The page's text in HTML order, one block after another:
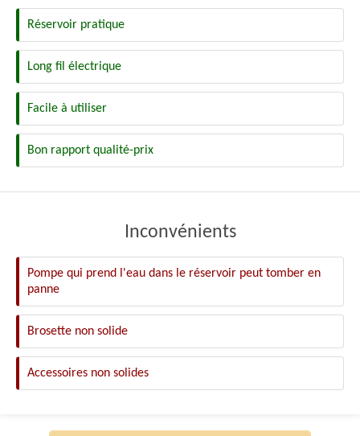
Réservoir pratique
Long fil électrique
Facile à utiliser
Bon rapport qualité-prix
Inconvénients
Pompe qui prend l'eau dans le réservoir peut tomber en
panne
Brosette non solide
Accessoires non solides